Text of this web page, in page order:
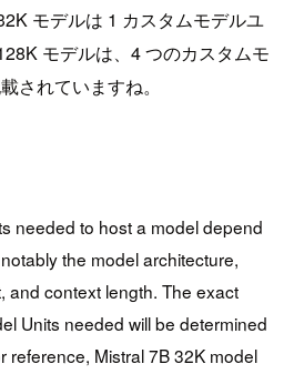
モデルは 1 カスタムモデルユ
モデルは、4 つのカスタムモ
されていますね。
needed to host a model depend
the model architecture,
and context length. The exact
Units needed will be determined
reference, Mistral 7B 32K model